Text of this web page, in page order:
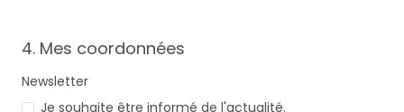
4. Mes coordonnées
Newsletter
Je souhaite être informé de l'actualité.